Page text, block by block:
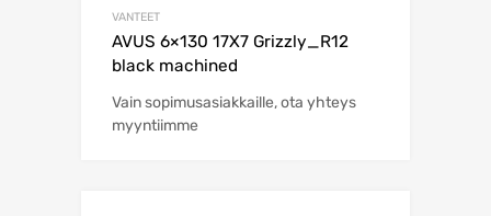
VANTEET
AVUS 6×130 17X7 Grizzly_R12
black machined
Vain sopimusasiakkaille, ota yhteys
myyntiimme